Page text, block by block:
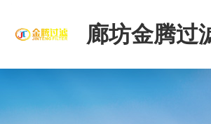
廊坊金腾过